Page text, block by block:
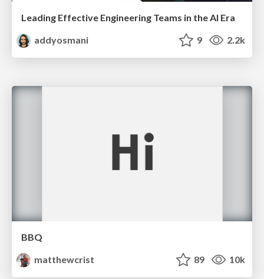
Leading Effective Engineering Teams in the AI Era
addyosmani
9 2.2k
BBQ
matthewcrist
89 10k